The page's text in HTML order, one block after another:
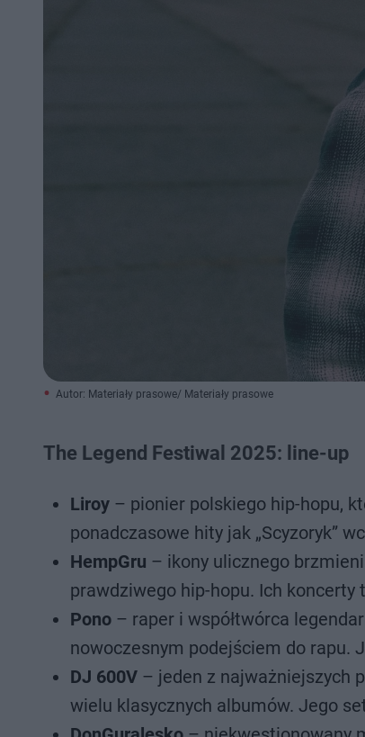
Autor: Materiały prasowe/ Materiały prasowe
The Legend Festiwal 2025: line-up
Liroy – pionier polskiego hip-hopu,
ponadczasowe hity jak „Scyzoryk”
HempGru – ikony ulicznego
prawdziwego hip-hopu. Ich
Pono – raper i współtwórca
nowoczesnym podejściem do rapu.
DJ 600V – jeden z najważniejszych
wielu klasycznych albumów. Jego